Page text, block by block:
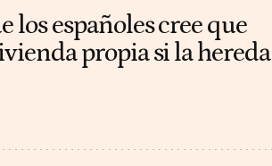
los españoles cree que
propia si la hereda